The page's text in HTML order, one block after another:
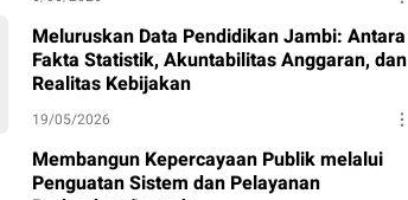
Meluruskan Data Pendidikan Jambi: Antara
Fakta Statistik, Akuntabilitas Anggaran, dan
Realitas Kebijakan
19/05/2026
Membangun Kepercayaan Publik melalui
Penguatan Sistem dan Pelayanan